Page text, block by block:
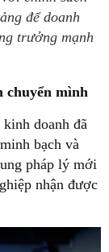
để doanh
trưởng mạnh
chuyển mình
doanh đã
bạch và
pháp lý mới
nhận được